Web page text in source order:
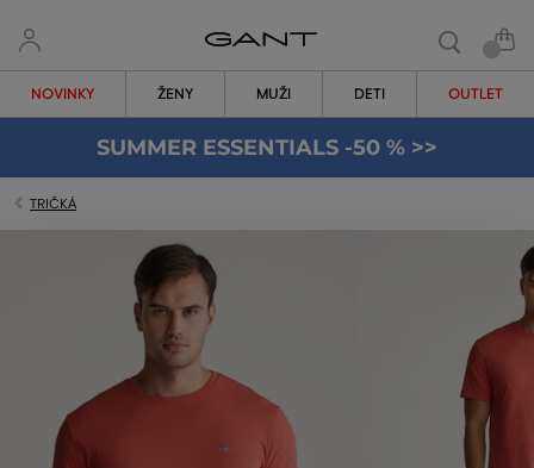
NOVINKY ŽENY MUŽI DETI OUTLET
SUMMER ESSENTIALS -50 % >>
TRIČKÁ